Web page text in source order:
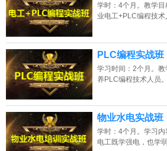
学时：4个月。教学
业电工+PLC编程技
PLC编程实战班
学习时间：2个月。
养PLC编程技术人员
物业水电实战班
学时：4个月。学习
电工既学强电，也学